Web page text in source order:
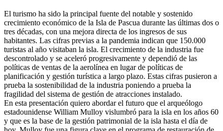
El turismo ha sido la principal fuente del notable y sostenido
crecimiento económico de la Isla de Pascua durante las últimas dos o
tres décadas, con una mejora directa de los ingresos de sus
habitantes. Las cifras previas a la pandemia indican que 150.000
turistas al año visitaban la isla. El crecimiento de la industria fue
descontrolado y se aceleró progresivamente y dependió de las
políticas de ventas de la aerolínea en lugar de políticas de
planificación y gestión turística a largo plazo. Estas cifras pusieron a
prueba la sostenibilidad de la industria poniendo a prueba la
fragilidad del sistema de gestión de atracciones instalado.
En esta presentación quiero abordar el futuro que el arqueólogo
estadounidense William Mulloy vislumbró para la isla en los años 60
y que es la base de la gestión patrimonial de la isla hasta el día de